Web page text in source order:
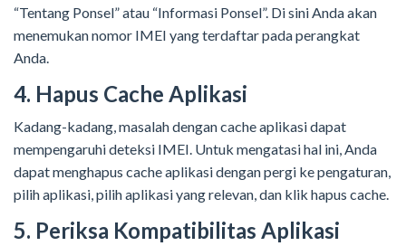
“Tentang Ponsel” atau “Informasi Ponsel”. Di sini Anda akan
menemukan nomor IMEI yang terdaftar pada perangkat
Anda.
4. Hapus Cache Aplikasi
Kadang-kadang, masalah dengan cache aplikasi dapat
mempengaruhi deteksi IMEI. Untuk mengatasi hal ini, Anda
dapat menghapus cache aplikasi dengan pergi ke pengaturan,
pilih aplikasi, pilih aplikasi yang relevan, dan klik hapus cache.
5. Periksa Kompatibilitas Aplikasi